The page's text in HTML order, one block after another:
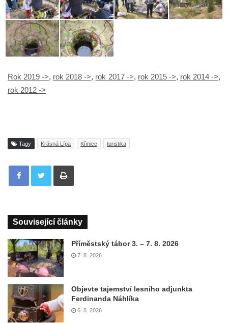
Rok 2019 ->, rok 2018 ->, rok 2017 ->, rok 2015 ->, rok 2014 ->,
rok 2012 ->
Tagy Krásná Lípa Křinice turistika
Tisknout
Související články
Příměstský tábor 3. – 7. 8. 2026
7. 8. 2026
Objevte tajemství lesního adjunkta
Ferdinanda Náhlíka
6. 8. 2026